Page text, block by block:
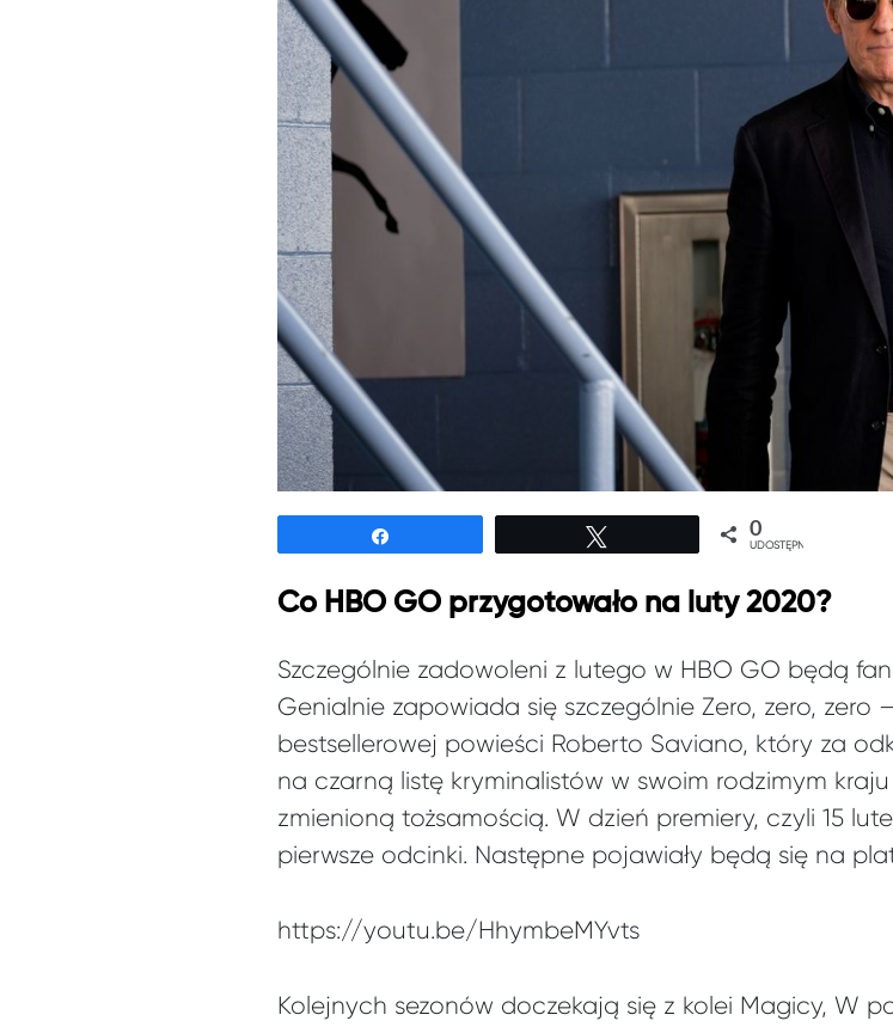
0
UDOSTĘPNIEŃ
Co HBO GO przygotowało na luty 2020?
Szczególnie zadowoleni z lutego w HBO GO będą
Genialnie zapowiada się szczególnie Zero, zero,
bestsellerowej powieści Roberto Saviano, który za
na czarną listę kryminalistów w swoim rodzimym
zmienioną tożsamością. W dzień premiery, czyli 15
pierwsze odcinki. Następne pojawiały będą się na
https://youtu.be/HhymbeMYvts
Kolejnych sezonów doczekają się z kolei Magicy, W